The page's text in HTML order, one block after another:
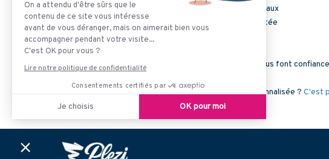
👉 Générez des prospects qualifiés pour vos commerciaux
Gagnez du temps
sur vos tâches à faible valeur ajoutée
👉 Structurez votre stratégie de marketing digital
Déjà plus de400 entreprises nous font
💻 Et si on vous présentait Plezi lors d'une démo personnalisée ? C'est